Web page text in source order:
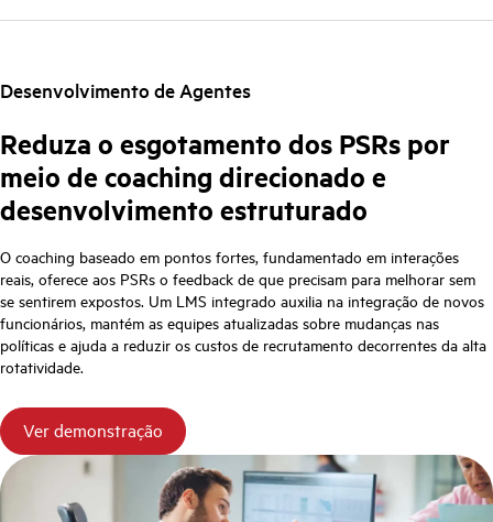
Desenvolvimento de Agentes
Reduza o esgotamento dos PSRs por
meio de coaching direcionado e
desenvolvimento estruturado
O coaching baseado em pontos fortes, fundamentado em interações
reais, oferece aos PSRs o feedback de que precisam para melhorar sem
se sentirem expostos. Um LMS integrado auxilia na integração de novos
funcionários, mantém as equipes atualizadas sobre mudanças nas
políticas e ajuda a reduzir os custos de recrutamento decorrentes da alta
rotatividade.
Ver demonstração